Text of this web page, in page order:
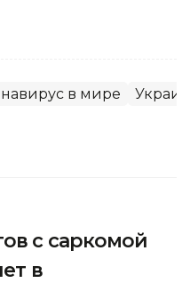
в мире
с саркомой
в